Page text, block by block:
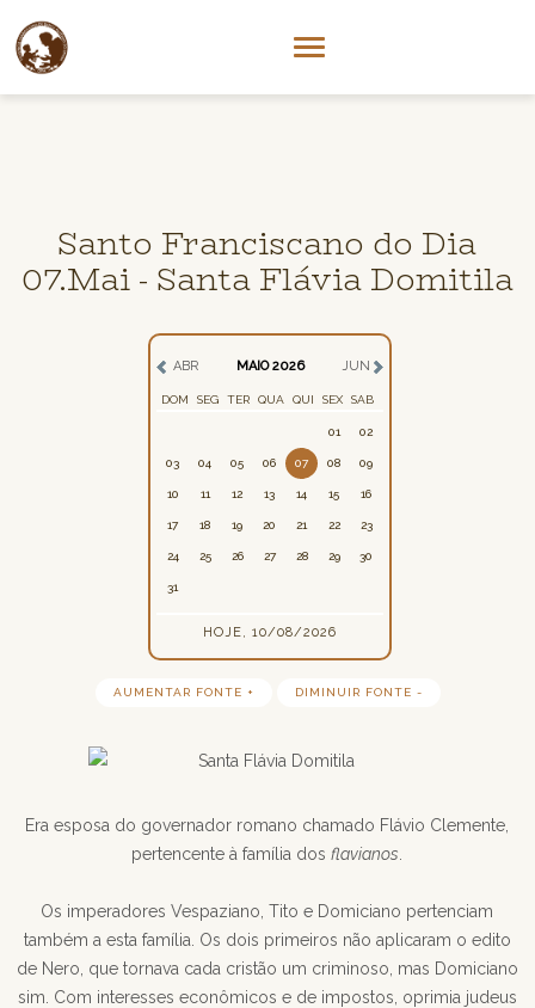
Santo Franciscano do Dia
07.Mai - Santa Flávia Domitila
ABR MAIO 2026 JUN
DOM SEG TER QUA QUI SEX SAB
01 02
03 04 05 06 07 08 09
10 11 12 13 14 15 16
17 18 19 20 21 22 23
24 25 26 27 28 29 30
31
HOJE, 10/08/2026
AUMENTAR FONTE + DIMINUIR FONTE -
Era esposa do governador romano chamado Flávio Clemente,
pertencente à família dosflavianos
Os imperadores Vespaziano, Tito e Domiciano pertenciam
também a esta família. Os dois primeiros não aplicaram o edito
de Nero, que tornava cada cristão um criminoso, mas Domiciano
sim. Com interesses econômicos e de impostos, oprimia judeus